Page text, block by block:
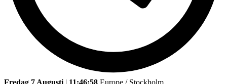
Fredag 7 Augusti | 11:46:58 Europe / Stockholm